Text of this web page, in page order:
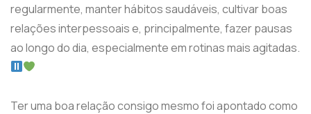
regularmente, manter hábitos saudáveis, cultivar boas
relações interpessoais e, principalmente, fazer pausas
ao longo do dia, especialmente em rotinas mais agitadas.
Ter uma boa relação consigo mesmo foi apontado como